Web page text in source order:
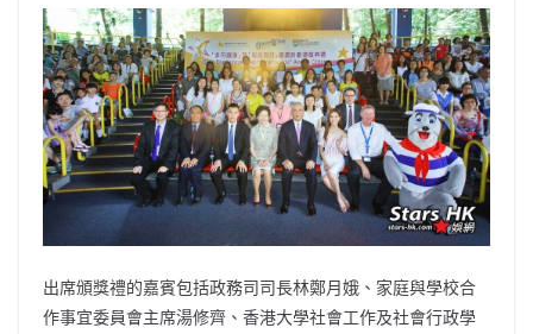
出席頒獎禮的嘉賓包括政務司司長林鄭月娥、家庭與學校合
作事宜委員會主席湯修齊、香港大學社會工作及社會行政學